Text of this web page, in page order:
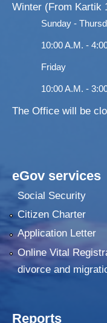
Winter (From Kartik
Sunday -
10:00 A.M. -
Friday
10:00 A.M. -
The Office will be
eGov services
Social Security
Citizen Charter
Application Letter
Online Vital
divorce and
Reports